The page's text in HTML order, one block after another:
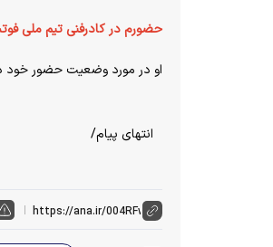
حضورم در کادرفنی تیم ملی فوتسال،
او‌‌ در‌ مورد وضعیت حضور خود در کادرفنی تیم
انتهای پیام/